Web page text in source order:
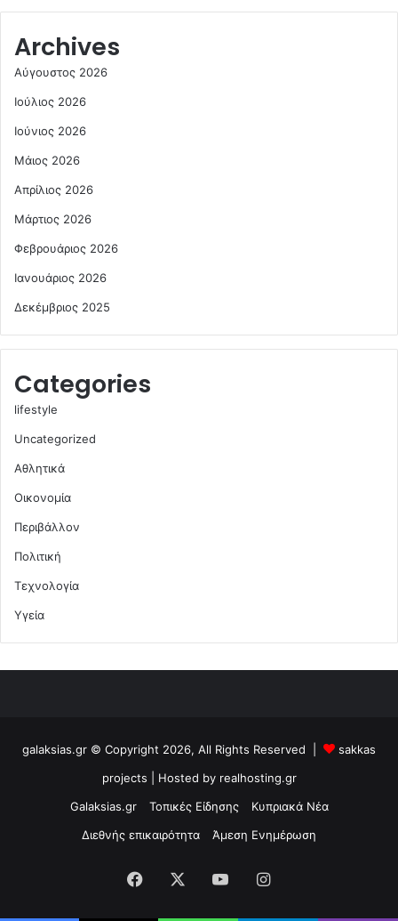
Archives
Αύγουστος 2026
Ιούλιος 2026
Ιούνιος 2026
Μάιος 2026
Απρίλιος 2026
Μάρτιος 2026
Φεβρουάριος 2026
Ιανουάριος 2026
Δεκέμβριος 2025
Categories
lifestyle
Uncategorized
Αθλητικά
Οικονομία
Περιβάλλον
Πολιτική
Τεχνολογία
Υγεία
galaksias.gr © Copyright 2026, All Rights Reserved |
sakkas
projects | Hosted by realhosting.gr
Galaksias.gr
Τοπικές Είδησης
Κυπριακά Νέα
Διεθνής επικαιρότητα
Άμεση Ενημέρωση
Facebook YouTubeInstagram